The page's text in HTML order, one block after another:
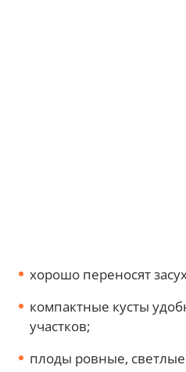
хорошо переносят
компактные кусты
участков;
плоды ровные,